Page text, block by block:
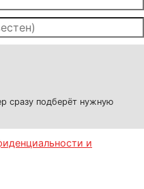
сразу подберёт нужную
и